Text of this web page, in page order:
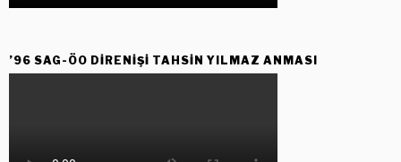
’96 SAG-ÖO DİRENİŞİ TAHSİN YILMAZ ANMASI